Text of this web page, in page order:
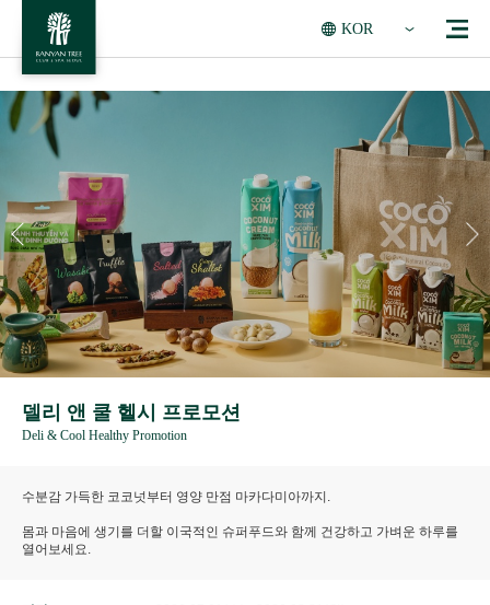
KOR
델리 앤 쿨 헬시 프로모션
Deli & Cool Healthy Promotion
수분감 가득한 코코넛부터 영양 만점 마카다미아까지.
몸과 마음에 생기를 더할 이국적인 슈퍼푸드와 함께 건강하고 가벼운 하루를
열어보세요.